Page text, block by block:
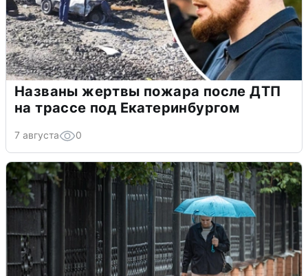
Названы жертвы пожара после ДТП
на трассе под Екатеринбургом
7 августа 0